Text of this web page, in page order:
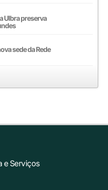
Ulbra preserva
sede da Rede
e Serviços